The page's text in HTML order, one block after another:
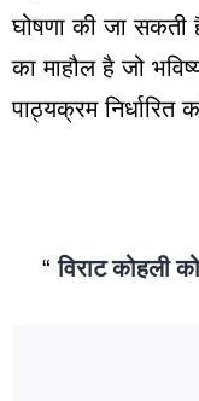
घोषणा की जा
का माहौल है जो
पाठ्यक्रम निर्धारित
विराट कोहली